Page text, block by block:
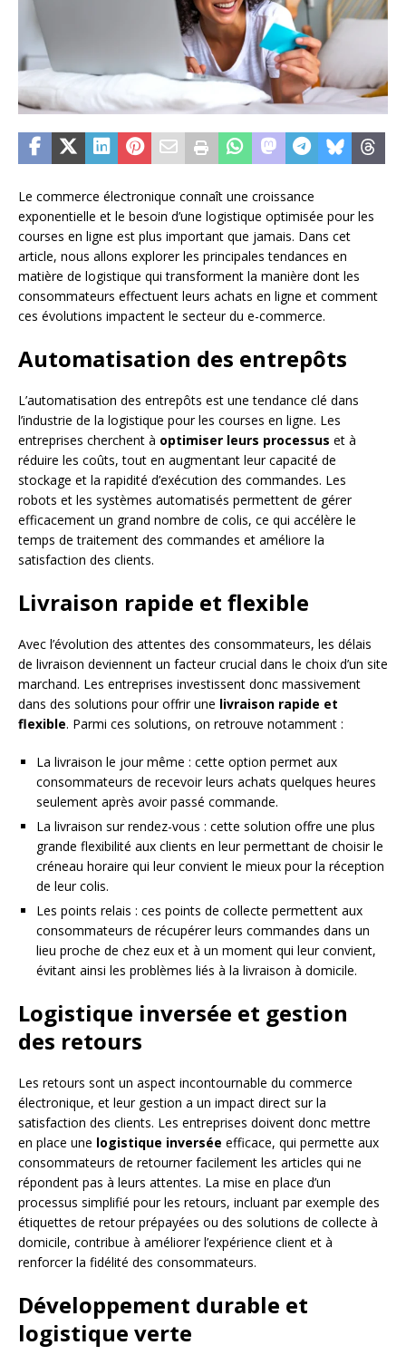
Le commerce électronique connaît une croissance
exponentielle et le besoin d’une logistique optimisée pour les
courses en ligne est plus important que jamais. Dans cet
article, nous allons explorer les principales tendances en
matière de logistique qui transforment la manière dont les
consommateurs effectuent leurs achats en ligne et comment
ces évolutions impactent le secteur du e-commerce.
Automatisation des entrepôts
L’automatisation des entrepôts est une tendance clé dans
l’industrie de la logistique pour les courses en ligne. Les
entreprises cherchent à optimiser leurs processus et à
réduire les coûts, tout en augmentant leur capacité de
stockage et la rapidité d’exécution des commandes. Les
robots et les systèmes automatisés permettent de gérer
efficacement un grand nombre de colis, ce qui accélère le
temps de traitement des commandes et améliore la
satisfaction des clients.
Livraison rapide et flexible
Avec l’évolution des attentes des consommateurs, les délais
de livraison deviennent un facteur crucial dans le choix d’un site
marchand. Les entreprises investissent donc massivement
dans des solutions pour offrir une livraison rapide et
flexible. Parmi ces solutions, on retrouve notamment :
La livraison le jour même : cette option permet aux
consommateurs de recevoir leurs achats quelques heures
seulement après avoir passé commande.
La livraison sur rendez-vous : cette solution offre une plus
grande flexibilité aux clients en leur permettant de choisir le
créneau horaire qui leur convient le mieux pour la réception
de leur colis.
Les points relais : ces points de collecte permettent aux
consommateurs de récupérer leurs commandes dans un
lieu proche de chez eux et à un moment qui leur convient,
évitant ainsi les problèmes liés à la livraison à domicile.
Logistique inversée et gestion
des retours
Les retours sont un aspect incontournable du commerce
électronique, et leur gestion a un impact direct sur la
satisfaction des clients. Les entreprises doivent donc mettre
en place une logistique inversée efficace, qui permette aux
consommateurs de retourner facilement les articles qui ne
répondent pas à leurs attentes. La mise en place d’un
processus simplifié pour les retours, incluant par exemple des
étiquettes de retour prépayées ou des solutions de collecte à
domicile, contribue à améliorer l’expérience client et à
renforcer la fidélité des consommateurs.
Développement durable et
logistique verte